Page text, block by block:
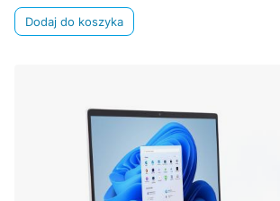
Dodaj do koszyka